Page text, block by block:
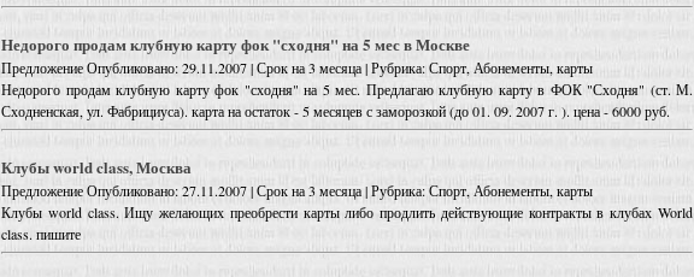
Недорого продам клубную карту фок "сходня" на 5 мес в Москве
ПредложениеОпубликовано: 29.11.2007 | Срок на 3 месяца | Рубрика: Спорт, Абонементы, карты
Недорого продам клубную карту фок "сходня" на 5 мес. Предлагаю клубную карту в ФОК "Сходня" (ст. М.
Сходненская, ул. Фабрициуса). карта на остаток - 5 месяцев с заморозкой (до 01. 09. 2007 г. ). цена - 6000 руб.
Клубы world class, Москва
ПредложениеОпубликовано: 27.11.2007 | Срок на 3 месяца | Рубрика: Спорт, Абонементы, карты
Клубы world class. Ищу желающих преобрести карты либо продлить действующие контракты в клубах World
class. пишите